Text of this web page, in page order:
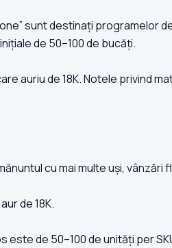
sunt destinați programelor
de 50–100 de bucăți.
auriu de 18K. Notele privind
cu mai multe uși,
de 18K.
este de 50–100 de unități per